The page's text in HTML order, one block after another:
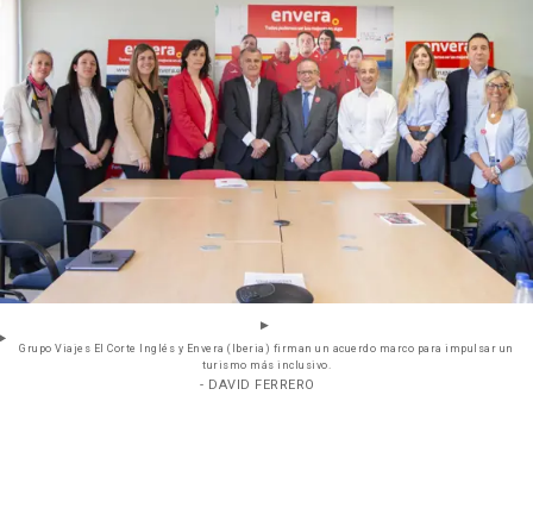
Grupo Viajes El Corte Inglés y Envera (Iberia) firman un acuerdo marco para impulsar un
turismo más inclusivo.
- DAVID FERRERO